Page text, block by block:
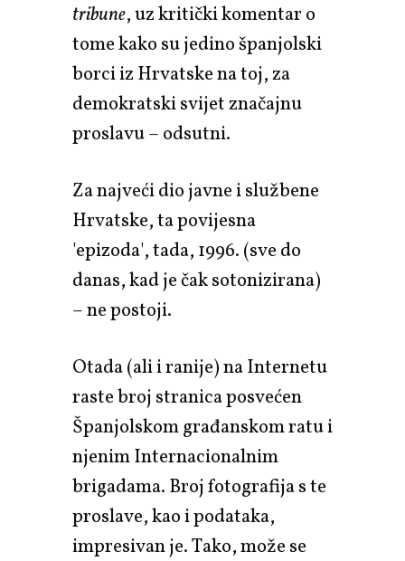
tribune, uz kritički komentar o
tome kako su jedino španjolski
borci iz Hrvatske na toj, za
demokratski svijet značajnu
proslavu – odsutni.
Za najveći dio javne i službene
Hrvatske, ta povijesna
'epizoda', tada, 1996. (sve do
danas, kad je čak sotonizirana)
– ne postoji.
Otada (ali i ranije) na Internetu
raste broj stranica posvećen
Španjolskom građanskom ratu i
njenim Internacionalnim
brigadama. Broj fotografija s te
proslave, kao i podataka,
impresivan je. Tako, može se